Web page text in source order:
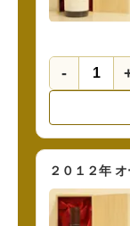
-
２０１２年